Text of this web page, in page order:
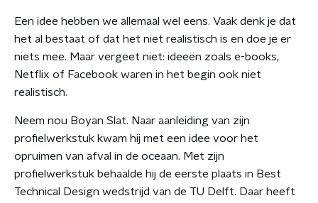
Een idee hebben we allemaal wel eens. Vaak denk je dat
het al bestaat of dat het niet realistisch is en doe je er
niets mee. Maar vergeet niet: ideeën zoals e-books,
Netflix of Facebook waren in het begin ook niet
realistisch.
Neem nou Boyan Slat. Naar aanleiding van zijn
profielwerkstuk kwam hij met een idee voor het
opruimen van afval in de oceaan. Met zijn
profielwerkstuk behaalde hij de eerste plaats in Best
Technical Design wedstrijd van de TU Delft. Daar heeft